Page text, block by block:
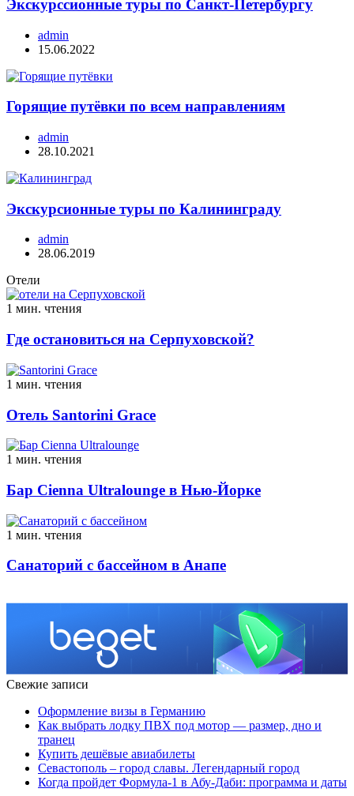
Экскурссионные туры по Санкт-Петербургу
admin
15.06.2022
Горящие путёвки по всем направлениям
admin
28.10.2021
Экскурсионные туры по Калининграду
admin
28.06.2019
Отели
1 мин. чтения
Где остановиться на Серпуховской?
1 мин. чтения
Отель Santorini Grace
1 мин. чтения
Бар Cienna Ultralounge в Нью-Йорке
1 мин. чтения
Санаторий с бассейном в Анапе
Свежие записи
Оформление визы в Германию
Как выбрать лодку ПВХ под мотор — размер, дно и
транец
Купить дешёвые авиабилеты
Севастополь – город славы. Легендарный город
Когда пройдет Формула-1 в Абу-Даби: программа и даты